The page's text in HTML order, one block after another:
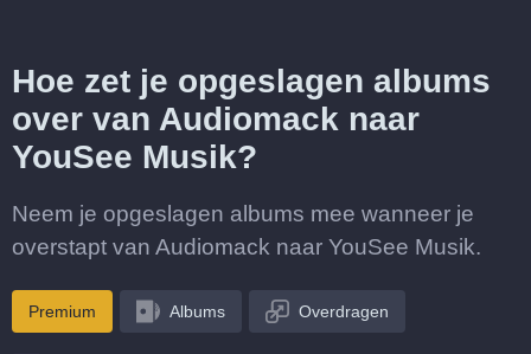
Hoe zet je opgeslagen albums
over van Audiomack naar
YouSee Musik?
Neem je opgeslagen albums mee wanneer je
overstapt van Audiomack naar YouSee Musik.
Premium Albums Overdragen